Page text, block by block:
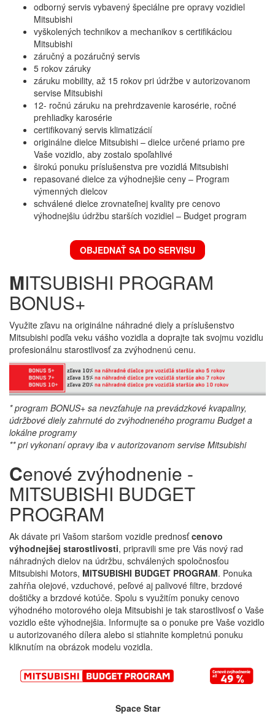
odborný servis vybavený špeciálne pre opravy vozidiel
Mitsubishi
vyškolených technikov a mechanikov s certifikáciou
Mitsubishi
záručný a pozáručný servis
5 rokov záruky
záruku mobility, až 15 rokov pri údržbe v autorizovanom
servise Mitsubishi
12- ročnú záruku na prehrdzavenie karosérie, ročné
prehliadky karosérie
certifikovaný servis klimatizácií
originálne dielce Mitsubishi – dielce určené priamo pre
Vaše vozidlo, aby zostalo spoľahlivé
širokú ponuku príslušenstva pre vozidlá Mitsubishi
repasované dielce za výhodnejšie ceny – Program
výmenných dielcov
schválené dielce zrovnateľnej kvality pre cenovo
výhodnejšiu údržbu starších vozidiel – Budget program
OBJEDNAŤ SA DO SERVISU
MITSUBISHI PROGRAM
BONUS+
Využite zľavu na originálne náhradné diely a príslušenstvo
Mitsubishi podľa veku vášho vozidla a doprajte tak svojmu vozidlu
profesionálnu starostlivosť za zvýhodnenú cenu.
* program BONUS+ sa nevzťahuje na prevádzkové kvapaliny,
údržbové diely zahrnuté do zvýhodneného programu Budget a
lokálne programy
** pri vykonaní opravy iba v autorizovanom servise Mitsubishi
Cenové zvýhodnenie -
MITSUBISHI BUDGET
PROGRAM
Ak dávate pri Vašom staršom vozidle prednosťcenovo
výhodnejšej starostlivosti, pripravili sme pre Vás nový rad
náhradných dielov na údržbu, schválených spoločnosťou
Mitsubishi Motors, MITSUBISHI BUDGET PROGRAM. Ponuka
zahŕňa olejové, vzduchové, peľové aj palivové filtre, brzdové
doštičky a brzdové kotúče. Spolu s využitím ponuky cenovo
výhodného motorového oleja Mitsubishi je tak starostlivosť o Vaše
vozidlo ešte výhodnejšia. Informujte sa o ponuke pre Vaše vozidlo
u autorizovaného dílera alebo si stiahnite kompletnú ponuku
kliknutím na obrázok modelu vozidla.
Space Star